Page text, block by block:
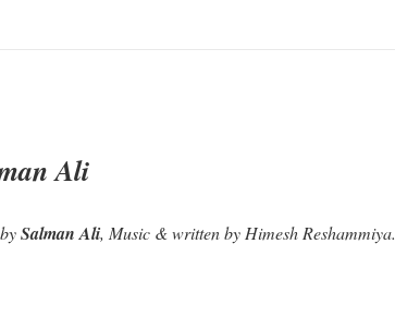
Ali
bySalman Ali, Music & written by Himesh Reshammiya.